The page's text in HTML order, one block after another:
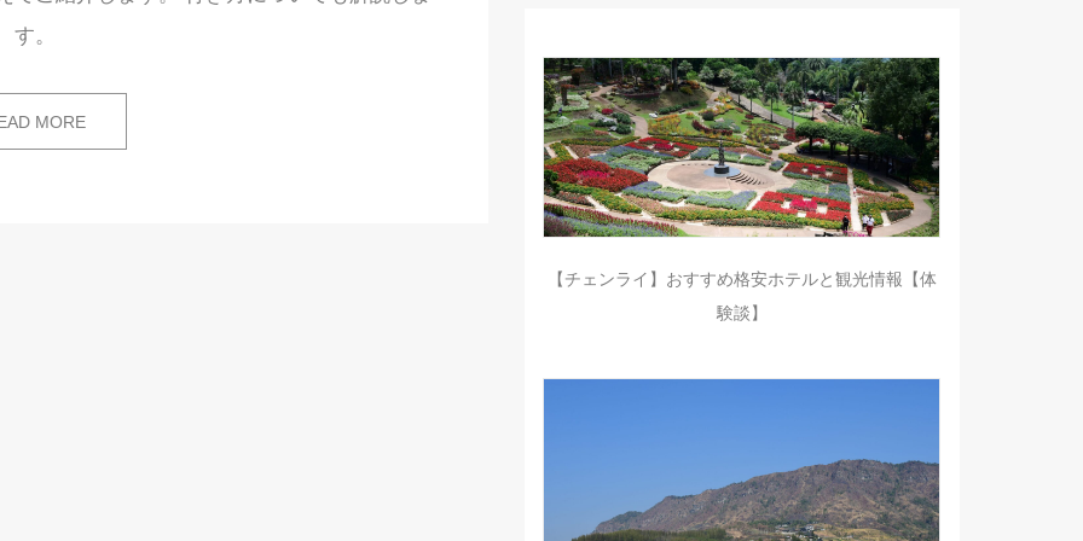
す。
MORE
【チェンライ】おすすめ格安ホテルと観光情報【体
験談】